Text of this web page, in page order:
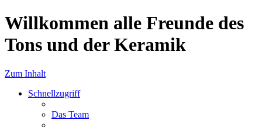
Willkommen alle Freunde des
Tons und der Keramik
Zum Inhalt
Schnellzugriff
Das Team